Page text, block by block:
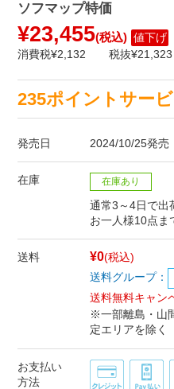
ソフマップ特価
¥23,455(税込) 値下げ
消費税¥2,132
税抜¥21,323
235ポイントサー
発売日 2024/10/25発売
在庫 在庫あり
通常3～4日で出
お一人様10点ま
送料 ¥0(税込)
送料グループ：
送料無料キャン
※一部離島・山
定エリアを除く
お支払い
方法